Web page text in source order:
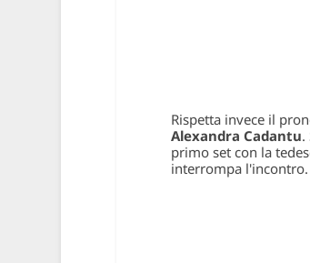
Rispetta invece il
Alexandra Cadantu.
primo set con la
interrompa l'incontro.